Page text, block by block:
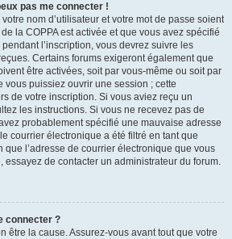
pas me connecter !
nom d’utilisateur et votre mot de passe soient
la COPPA est activée et que vous avez spécifié
l’inscription, vous devrez suivre les
Certains forums exigeront également que
être activées, soit par vous-même ou soit par
vous puissiez ouvrir une session ; cette
de votre inscription. Si vous aviez reçu un
les instructions. Si vous ne recevez pas de
probablement spécifié une mauvaise adresse
courrier électronique a été filtré en tant que
que l’adresse de courrier électronique que vous
essayez de contacter un administrateur du forum.
connecter ?
être la cause. Assurez-vous avant tout que votre